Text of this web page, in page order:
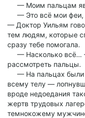
— Моим пальцам
— Это всё мои феи,
— Доктор Уильям
тем людям, которые
сразу тебе помогала.
— Насколько всё…
рассмотреть пальцы.
— На пальцах были
всему телу —
вроде недоедания
жертв трудовых
темнокожему